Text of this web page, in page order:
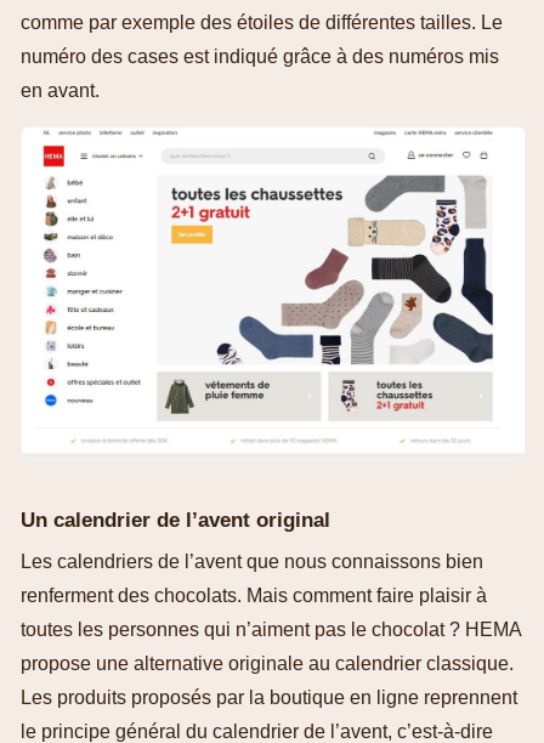
comme par exemple des étoiles de différentes tailles. Le
numéro des cases est indiqué grâce à des numéros mis
en avant.
Un calendrier de l’avent original
Les calendriers de l’avent que nous connaissons bien
renferment des chocolats. Mais comment faire plaisir à
toutes les personnes qui n’aiment pas le chocolat ? HEMA
propose une alternative originale au calendrier classique.
Les produits proposés par la boutique en ligne reprennent
le principe général du calendrier de l’avent, c’est-à-dire